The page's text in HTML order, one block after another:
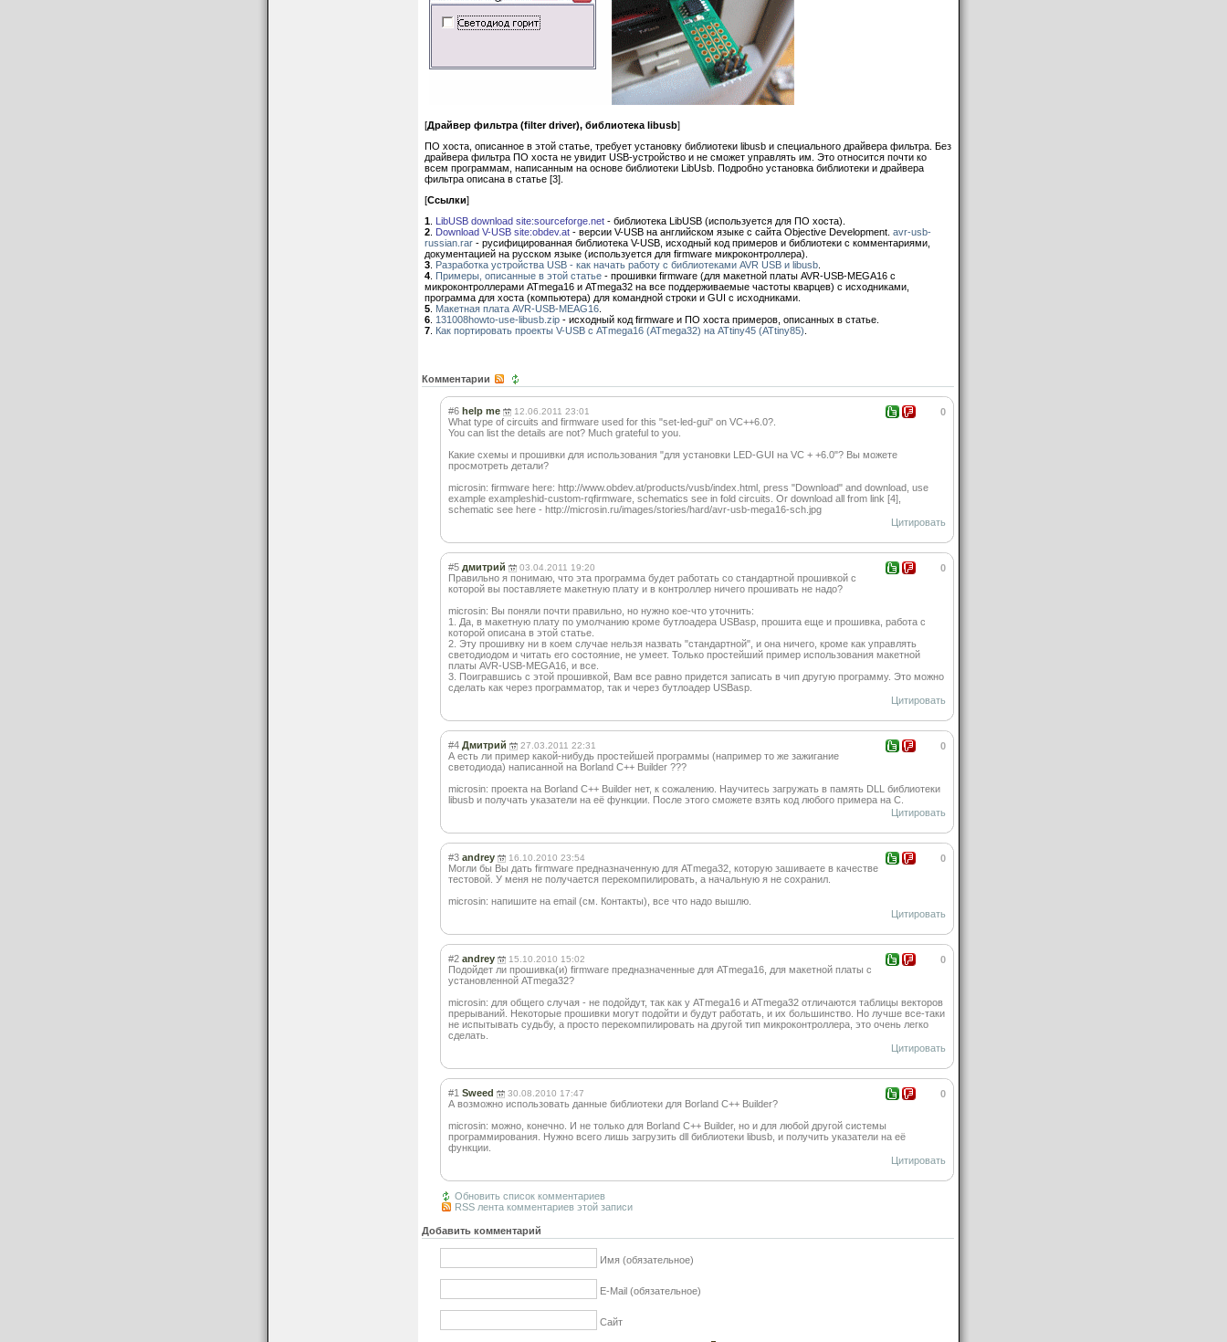
[Драйвер фильтра (filter driver), библиотека libusb]
ПО хоста, описанное в этой статье, требует установку библиотеки libusb и специального драйвера фильтра. Без
драйвера фильтра ПО хоста не увидит USB-устройство и не сможет управлять им. Это относится почти ко
всем программам, написанным на основе библиотеки LibUsb. Подробно установка библиотеки и драйвера
фильтра описана в статье [3].
[Ссылки]
1 LibUSB download site:sourceforge.net - библиотека LibUSB (используется для ПО хоста).
2 Download V-USB site:obdev.at - версии V-USB на английском языке с сайта Objective Development. avr-usb-
russian.rar - русифицированная библиотека V-USB, исходный код примеров и библиотеки с комментариями,
документацией на русском языке (используется для firmware микроконтроллера).
3 Разработка устройства USB - как начать работу с библиотеками AVR USB и libusb
4 Примеры, описанные в этой статье - прошивки firmware (для макетной платы AVR-USB-MEGA16 с
микроконтроллерами ATmega16 и ATmega32 на все поддерживаемые частоты кварцев) с исходниками,
программа для хоста (компьютера) для командной строки и GUI с исходниками.
5 Макетная плата AVR-USB-MEAG16
6 131008howto-use-libusb.zip - исходный код firmware и ПО хоста примеров, описанных в статье.
7 Как портировать проекты V-USB с ATmega16 (ATmega32) на ATtiny45 (ATtiny85)
Комментарии
0
#6 help me 12.06.2011 23:01
What type of circuits and firmware used for this "set-led-gui" on VC++6.0?.
You can list the details are not? Much grateful to you.
Какие схемы и прошивки для использования "для установки LED-GUI на VC + +6.0"? Вы можете
просмотреть детали?
microsin: firmware here: http://www.obdev.at/products/vusb/index.html, press "Download" and download, use
example exampleshid-custom-rqfirmware, schematics see in fold circuits. Or download all from link [4],
schematic see here - http://microsin.ru/images/stories/hard/avr-usb-mega16-sch.jpg
Цитировать
0
#5 дмитрий 03.04.2011 19:20
Правильно я понимаю, что эта программа будет работать со стандартной прошивкой с
которой вы поставляете макетную плату и в контроллер ничего прошивать не надо?
microsin: Вы поняли почти правильно, но нужно кое-что уточнить:
1. Да, в макетную плату по умолчанию кроме бутлоадера USBasp, прошита еще и прошивка, работа с
которой описана в этой статье.
2. Эту прошивку ни в коем случае нельзя назвать "стандартной", и она ничего, кроме как управлять
светодиодом и читать его состояние, не умеет. Только простейший пример использования макетной
платы AVR-USB-MEGA16, и все.
3. Поигравшись с этой прошивкой, Вам все равно придется записать в чип другую программу. Это можно
сделать как через программатор, так и через бутлоадер USBasp.
Цитировать
0
#4 Дмитрий 27.03.2011 22:31
А есть ли пример какой-нибудь простейшей программы (например то же зажигание
светодиода) написанной на Borland C++ Builder ???
microsin: проекта на Borland C++ Builder нет, к сожалению. Научитесь загружать в память DLL библиотеки
libusb и получать указатели на её функции. После этого сможете взять код любого примера на C.
Цитировать
0
#3 andrey 16.10.2010 23:54
Могли бы Вы дать firmware предназначенную для ATmega32, которую зашиваете в качестве
тестовой. У меня не получается перекомпилировать, а начальную я не сохранил.
microsin: напишите на email (см. Контакты), все что надо вышлю.
Цитировать
0
#2 andrey 15.10.2010 15:02
Подойдет ли прошивка(и) firmware предназначенные для ATmega16, для макетной платы с
установленной ATmega32?
microsin: для общего случая - не подойдут, так как у ATmega16 и ATmega32 отличаются таблицы векторов
прерываний. Некоторые прошивки могут подойти и будут работать, и их большинство. Но лучше все-таки
не испытывать судьбу, а просто перекомпилировать на другой тип микроконтроллера, это очень легко
сделать.
Цитировать
0
#1 Sweed 30.08.2010 17:47
А возможно использовать данные библиотеки для Borland C++ Builder?
microsin: можно, конечно. И не только для Borland C++ Builder, но и для любой другой системы
программирования. Нужно всего лишь загрузить dll библиотеки libusb, и получить указатели на её
функции.
Цитировать
Обновить список комментариев
RSS лента комментариев этой записи
Добавить комментарий
Имя (обязательное)
E-Mail (обязательное)
Сайт